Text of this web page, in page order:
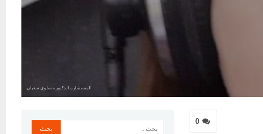
المستشارة الدكتورة سلوى شعبان
0